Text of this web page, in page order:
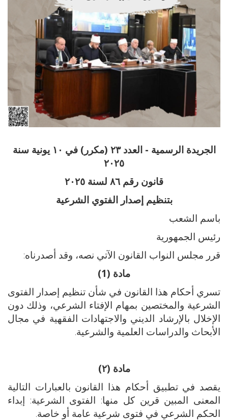
الجريدة الرسمية - العدد۲۳ (
مكرر) في ١٠ يونية سنة
٢٠٢٥
قانون رقم ٨٦ لسنة ٢٠٢٥
بتنظيم إصدار الفتوي الشرعية
باسم الشعب
رئيس الجمهورية
قرر مجلس النواب القانون الآتي نصه، وقد أصدرناه:
مادة (1)
تسري أحكام هذا القانون في شأن تنظيم إصدار الفتوى
الشرعية والمختصين بمهام الإفتاء الشرعي، وذلك دون
الإخلال بالإرشاد الديني والاجتهادات الفقهية في مجال
الأبحاث والدراسات العلمية والشرعية.
مادة (٢)
يقصد في تطبيق أحكام هذا القانون بالعبارات التالية
المعنى المبين قرين كل منها: الفتوى الشرعية: إبداء
الحكم الشرعي في فتوى شرعية عامة أو خاصة.